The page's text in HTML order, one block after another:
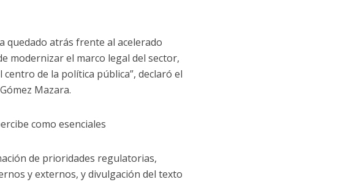
quedado atrás frente al acelerado
modernizar el marco legal del sector,
de la política pública”, declaró el
Mazara.
como esenciales
de prioridades regulatorias,
y externos, y divulgación del texto